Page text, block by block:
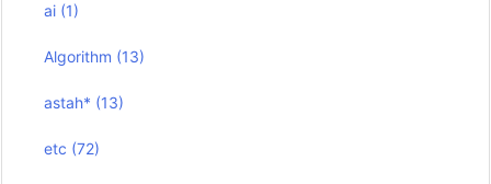
ai (1)
Algorithm (13)
astah* (13)
etc (72)